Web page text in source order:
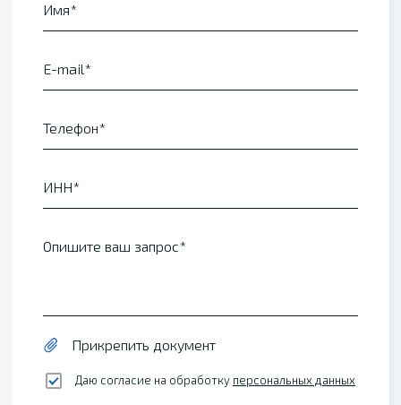
Имя
E-mail
Телефон
ИНН
Опишите ваш запрос
Прикрепить документ
Даю согласие на обработку персональных данных